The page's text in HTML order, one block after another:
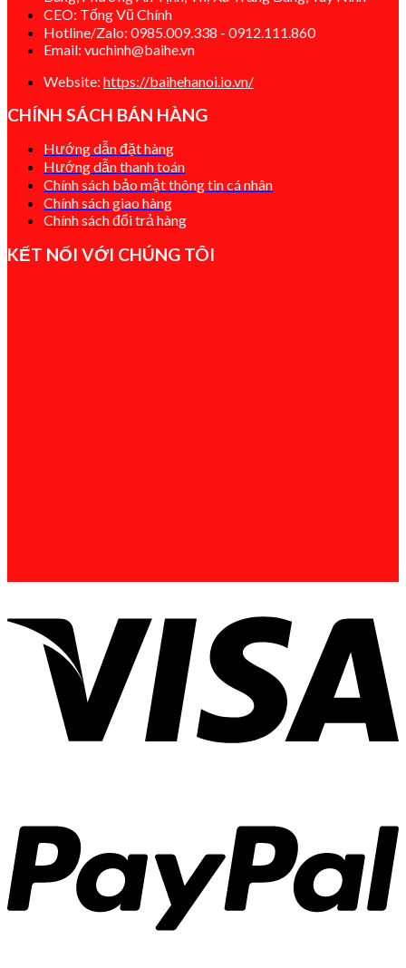
CEO: Tống Vũ Chính
Hotline/Zalo: 0985.009.338 - 0912.111.860
Email: vuchinh@baihe.vn
Website: https://baihehanoi.io.vn/
CHÍNH SÁCH BÁN HÀNG
Hướng dẫn đặt hàng
Hướng dẫn thanh toán
Chính sách bảo mật thông tin cá nhân
Chính sách giao hàng
Chính sách đổi trả hàng
KẾT NỐI VỚI CHÚNG TÔI